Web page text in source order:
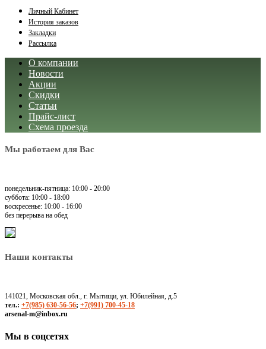
Личный Кабинет
История заказов
Закладки
Рассылка
О компании
Новости
Акции
Скидки
Статьи
Прайс-лист
Схема проезда
Мы работаем для Вас
понедельник-пятница: 10:00 - 20:00
суббота: 10:00 - 18:00
воскресенье: 10:00 - 16:00
без перерыва на обед
Наши контакты
141021, Московская обл., г. Мытищи, ул. Юбилейная, д.5
тел.: +7(985) 630-56-56; +7(991) 700-45-18
arsenal-m@inbox.ru
Мы в соцсетях